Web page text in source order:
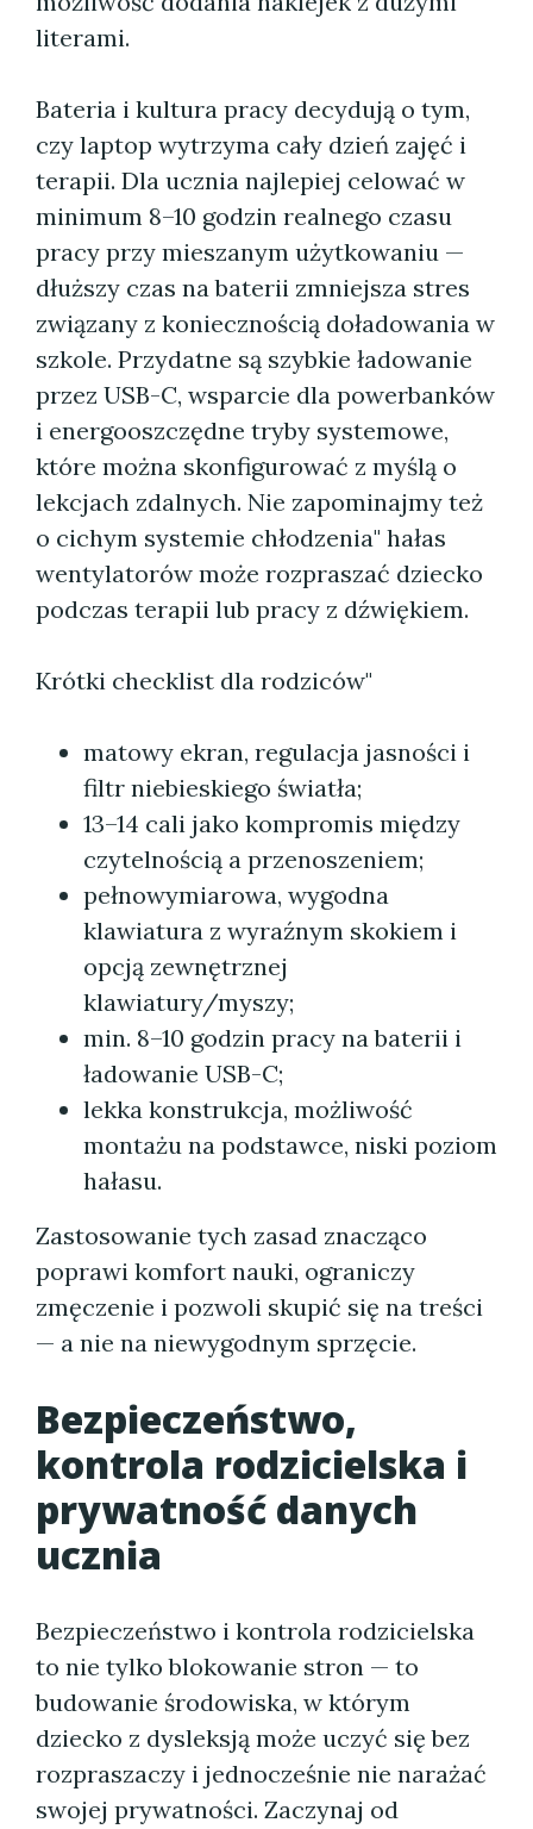
literami.
Bateria i kultura pracy decydują o tym,
czy laptop wytrzyma cały dzień zajęć i
terapii. Dla ucznia najlepiej celować w
minimum 8–10 godzin realnego czasu
pracy przy mieszanym użytkowaniu —
dłuższy czas na baterii zmniejsza stres
związany z koniecznością doładowania w
szkole. Przydatne są szybkie ładowanie
przez USB-C, wsparcie dla powerbanków
i energooszczędne tryby systemowe,
które można skonfigurować z myślą o
lekcjach zdalnych. Nie zapominajmy też
o cichym systemie chłodzenia" hałas
wentylatorów może rozpraszać dziecko
podczas terapii lub pracy z dźwiękiem.
Krótki checklist dla rodziców"
matowy ekran, regulacja jasności i
filtr niebieskiego światła;
13–14 cali jako kompromis między
czytelnością a przenoszeniem;
pełnowymiarowa, wygodna
klawiatura z wyraźnym skokiem i
opcją zewnętrznej
klawiatury/myszy;
min. 8–10 godzin pracy na baterii i
ładowanie USB-C;
lekka konstrukcja, możliwość
montażu na podstawce, niski poziom
hałasu.
Zastosowanie tych zasad znacząco
poprawi komfort nauki, ograniczy
zmęczenie i pozwoli skupić się na treści
— a nie na niewygodnym sprzęcie.
Bezpieczeństwo,
kontrola rodzicielska i
prywatność danych
ucznia
Bezpieczeństwo i kontrola rodzicielska
to nie tylko blokowanie stron — to
budowanie środowiska, w którym
dziecko z dysleksją może uczyć się bez
rozpraszaczy i jednocześnie nie narażać
swojej prywatności. Zaczynaj od